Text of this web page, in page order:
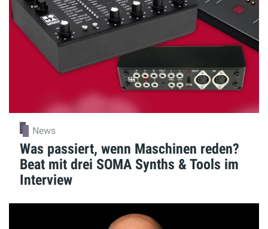
News
Was passiert, wenn Maschinen reden?
Beat mit drei SOMA Synths & Tools im
Interview